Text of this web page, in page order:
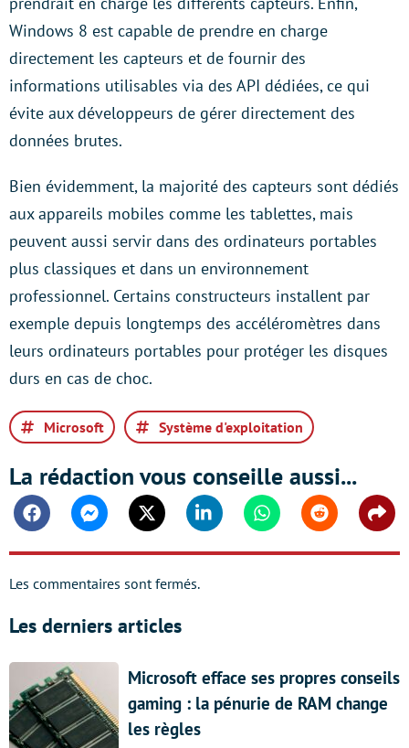
Windows 8 est capable de prendre en charge
directement les capteurs et de fournir des
informations utilisables via des API dédiées, ce qui
évite aux développeurs de gérer directement des
données brutes.
Bien évidemment, la majorité des capteurs sont dédiés
aux appareils mobiles comme les tablettes, mais
peuvent aussi servir dans des ordinateurs portables
plus classiques et dans un environnement
professionnel. Certains constructeurs installent par
exemple depuis longtemps des accéléromètres dans
leurs ordinateurs portables pour protéger les disques
durs en cas de choc.
Microsoft Système d'exploitation
La rédaction vous conseille aussi...
FacebookMessengerTwitter Linkedin WhatsappReddit
Les commentaires sont fermés.
Les derniers articles
Microsoft efface ses propres conseils
gaming : la pénurie de RAM change
les règles